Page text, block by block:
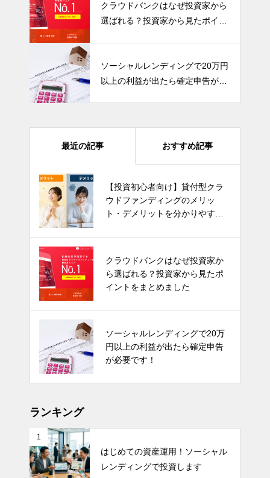
クラウドバンクはなぜ投資家から
選ばれる？投資家から見たポイン
ソーシャルレンディングで20万円
以上の利益が出たら確定申告が必
最近の記事 おすすめ記事
【投資初心者向け】貸付型クラ
ウドファンディングのメリッ
ト・デメリットを分かりやすく
クラウドバンクはなぜ投資家か
ら選ばれる？投資家から見たポ
イントをまとめました
ソーシャルレンディングで20万
円以上の利益が出たら確定申告
が必要です！
ランキング
1
はじめての資産運用！ソーシャル
レンディングで投資します